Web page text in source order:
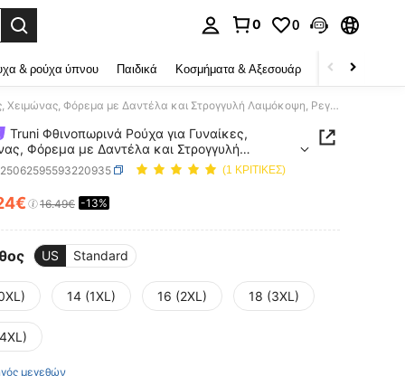
0 0
& ρούχα ύπνου Παιδικά Κοσμήματα & Αξεσουάρ Ομορφιά & υγεία
Truni Φθινοπωρινά Ρούχα για Γυναίκες, Χειμώνας, Φόρεμα με Δαντέλα και Στρογγυλή Λαιμόκοψη, Ρεγκλάν, Φαρδιά Μανίκια, για Μεγάλα Μεγέθη/Φθινόπωρο/Χειμώνας
Truni Φθινοπωρινά Ρούχα για Γυναίκες,
Φόρεμα με Δαντέλα και Στρογγυλή
Ρεγκλάν, Φαρδιά Μανίκια, για Μεγάλα
Φθινόπωρο/Χειμώνας
(1 ΚΡΙΤΙΚΕΣ)
AND AVAILABILITY
16.49€ -13%
US Standard
14 (1XL) 16 (2XL) 18 (3XL)
μεγεθών